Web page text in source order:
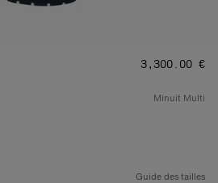
Prix:
‌3,300.00 €
minuit multi
Guide des tailles